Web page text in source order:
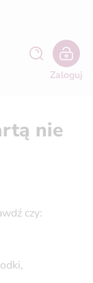
Zaloguj
nie
czy: